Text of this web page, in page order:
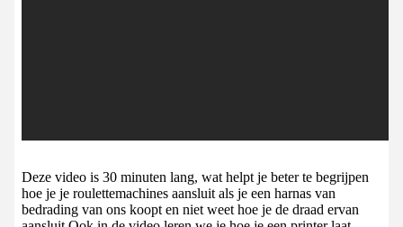
Deze video is 30 minuten lang, wat helpt je beter te begrijpen
hoe je je roulettemachines aansluit als je een harnas van
bedrading van ons koopt en niet weet hoe je de draad ervan